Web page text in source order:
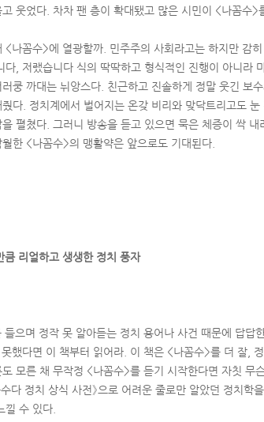
웃었다. 차차 팬 층이 확대됐고 많은 시민이 <나꼼수>
<나꼼수>에 열광할까. 민주주의 사회라고는 하지만 감
다, 저랬습니다 식의 딱딱하고 형식적인 진행이 아니라
러쿵 까대는 뉘앙스다. 친근하고 진솔하게 정말 웃긴 보
다. 정치계에서 벌어지는 온갖 비리와 맞닥트리고도
을 펼쳤다. 그러니 방송을 듣고 있으면 묵은 체증이 싹
한 <나꼼수>의 맹활약은 앞으로도 기대된다.
큼 리얼하고 생생한 정치 풍자
들으며 정작 못 알아듣는 정치 용어나 사건 때문에 답답
했다면 이 책부터 읽어라. 이 책은 <나꼼수>를 더 잘,
도 모른 채 무작정 <나꼼수>를 듣기 시작한다면 자칫 무
수다 정치 상식 사전》으로 어려운 줄로만 알았던 정치
낄 수 있다.